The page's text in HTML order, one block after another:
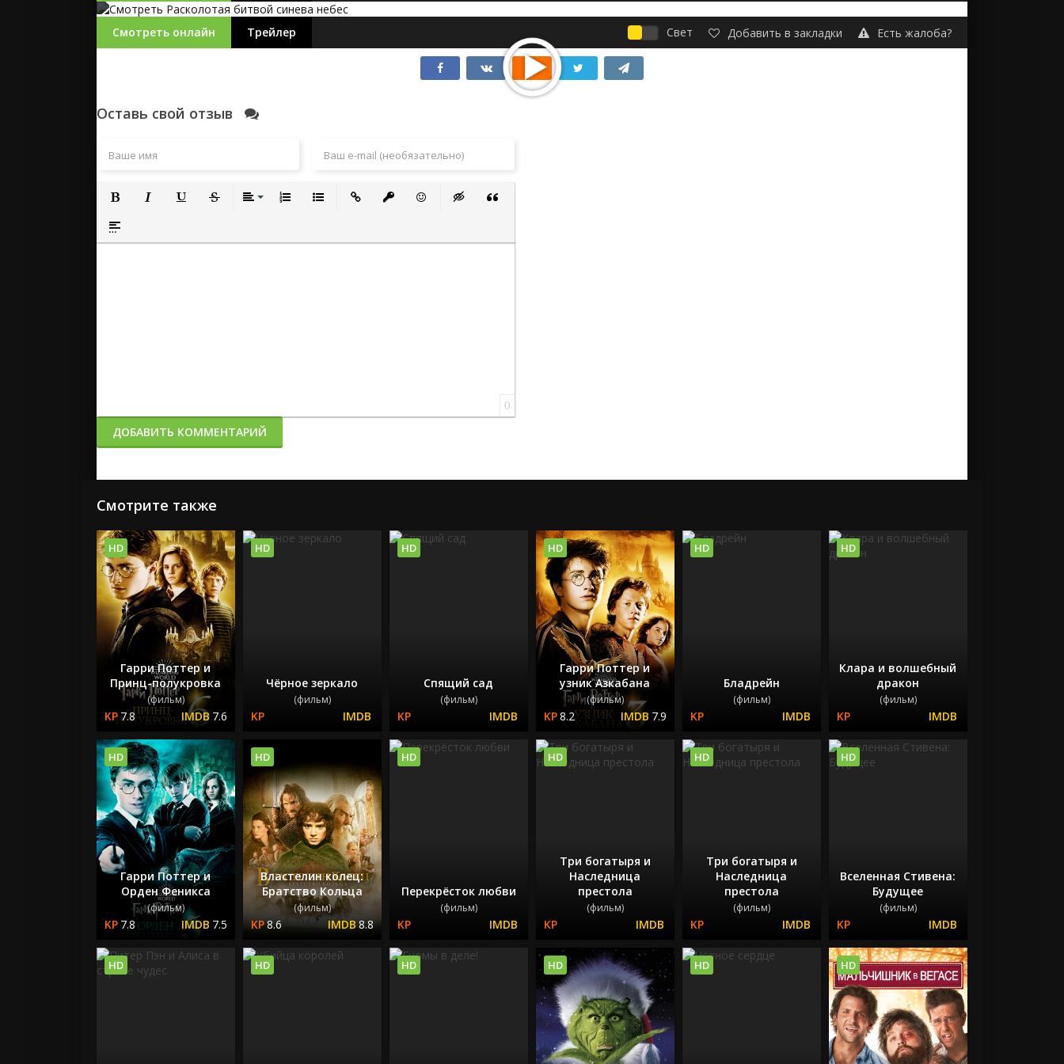
Смотреть онлайн Трейлер Свет Добавить в закладки Есть жалоба?
Оставь свой отзыв
Полужирный
Вставка спойлера
0
ДОБАВИТЬ КОММЕНТАРИЙ
Смотрите также
Гарри Поттер и
Принц-полукровка
(фильм)
7.8 7.6
HD
Чёрное зеркало
(фильм)
HD
Спящий сад
(фильм)
HD
Гарри Поттер и
узник Азкабана
(фильм)
8.2 7.9
HD
Бладрейн
(фильм)
HD
Клара и волшебный
дракон
(фильм)
HD
Гарри Поттер и
Орден Феникса
(фильм)
7.8 7.5
HD
Властелин колец:
Братство Кольца
(фильм)
8.6 8.8
HD
Перекрёсток любви
(фильм)
HD
Три богатыря и
Наследница
престола
(фильм)
HD
Три богатыря и
Наследница
престола
(фильм)
HD
Вселенная Стивена:
Будущее
(фильм)
HD
HD HD HD HD HD HD